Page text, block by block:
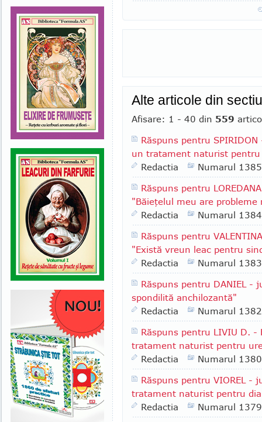
Alte articole din
Afisare: 1 - 40 din 559
Răspuns pentru
un tratament naturist pentru
Redactia
Numarul 1385
Răspuns pentru
"Băieţelul meu are probleme
Redactia
Numarul 1384
Răspuns pentru
"Există vreun leac pentru
Redactia
Numarul 1383
Răspuns pentru DANIEL -
spondilită anchilozantă"
Redactia
Numarul 1382
Răspuns pentru LIVIU D.
tratament naturist pentru
Redactia
Numarul 1380
Răspuns pentru VIOREL -
tratament naturist pentru
Redactia
Numarul 1379